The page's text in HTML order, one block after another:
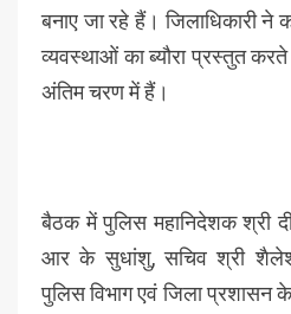
बनाए जा रहे हैं। जिलाधिकारी ने
व्यवस्थाओं का ब्यौरा प्रस्तुत करते
अंतिम चरण में हैं।
बैठक में पुलिस महानिदेशक श्री
आर के सुधांशु, सचिव श्री
पुलिस विभाग एवं जिला प्रशासन